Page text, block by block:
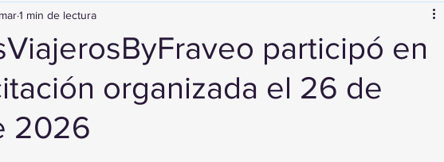
participó en
organizada el 26 de
2026
1 min de lectura